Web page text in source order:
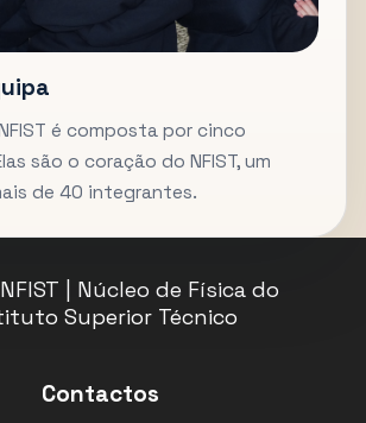
é composta por cinco
são o coração do NFIST, um
de 40 integrantes.
| Núcleo de Física do
Superior Técnico
Contactos